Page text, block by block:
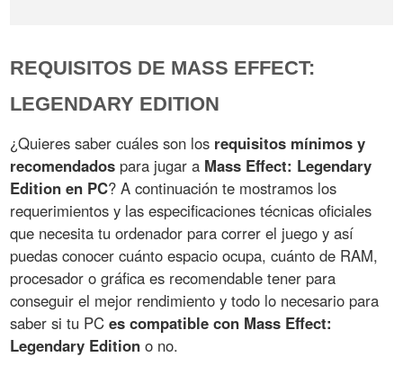
REQUISITOS DE MASS EFFECT:
LEGENDARY EDITION
¿Quieres saber cuáles son los requisitos mínimos y
recomendados para jugar a Mass Effect: Legendary
Edition en PC? A continuación te mostramos los
requerimientos y las especificaciones técnicas oficiales
que necesita tu ordenador para correr el juego y así
puedas conocer cuánto espacio ocupa, cuánto de RAM,
procesador o gráfica es recomendable tener para
conseguir el mejor rendimiento y todo lo necesario para
saber si tu PCes compatible con Mass Effect:
Legendary Edition o no.